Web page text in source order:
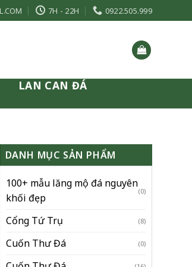
7H - 22H 0922.505.999
LAN CAN ĐÁ
DANH MỤC SẢN PHẨM
100+ mẫu lăng mộ đá nguyên
khối đẹp
(0)
Cổng Tứ Trụ (8)
Cuốn Thư Đá (0)